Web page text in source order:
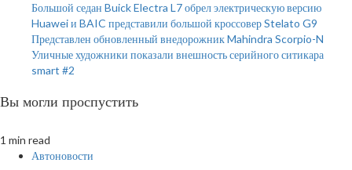
Большой седан Buick Electra L7 обрел электрическую версию
Huawei и BAIC представили большой кроссовер Stelato G9
Представлен обновленный внедорожник Mahindra Scorpio-N
Уличные художники показали внешность серийного ситикара
smart #2
Вы могли проспустить
1 min read
Автоновости